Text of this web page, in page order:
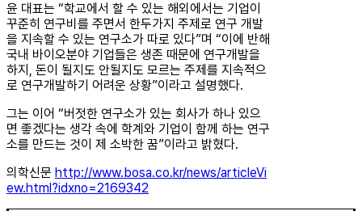
윤 대표는 “학교에서 할 수 있는 해외에서는 기업이
꾸준히 연구비를 주면서 한두가지 주제로 연구 개발
을 지속할 수 있는 연구소가 따로 있다”며 “이에 반해
국내 바이오분야 기업들은 생존 때문에 연구개발을
하지, 돈이 될지도 안될지도 모르는 주제를 지속적으
로 연구개발하기 어려운 상황”이라고 설명했다.
그는 이어 “버젓한 연구소가 있는 회사가 하나 있으
면 좋겠다는 생각 속에 학계와 기업이 함께 하는 연구
소를 만드는 것이 제 소박한 꿈”이라고 밝혔다.
의학신문 http://www.bosa.co.kr/news/articleVi
ew.html?idxno=2169342